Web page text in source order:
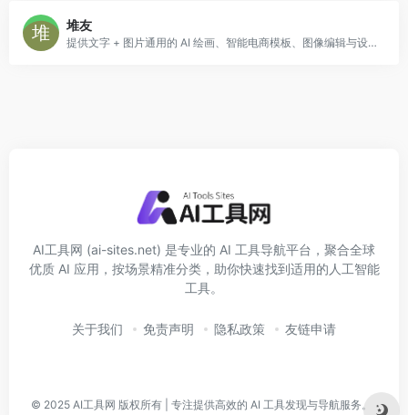
堆友
提供文字 + 图片通用的 AI 绘画、智能电商模板、图像编辑与设计生成功能，适合电商商家、内容创作者、设计小白快速产出视觉素材。
AI工具网 (ai-sites.net) 是专业的 AI 工具导航平台，聚合全球
优质 AI 应用，按场景精准分类，助你快速找到适用的人工智能
工具。
关于我们 免责声明 隐私政策 友链申请
© 2025 AI工具网 版权所有 | 专注提供高效的 AI 工具发现与导航服务。